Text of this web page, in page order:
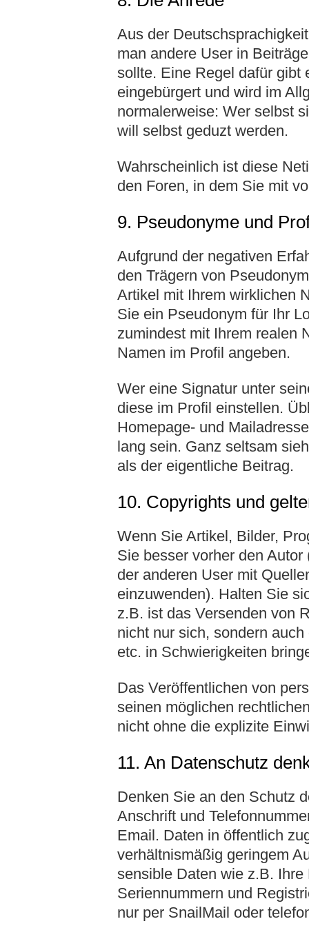
Aus der
man andere User in
sollte. Eine Regel dafür gibt
eingebürgert und wird im
normalerweise: Wer selbst
will selbst geduzt werden.
Wahrscheinlich ist diese
den Foren, in dem Sie mit
9. Pseudonyme und
Aufgrund der negativen
den Trägern von
Artikel mit Ihrem wirklichen
Sie ein Pseudonym für Ihr
zumindest mit Ihrem realen
Namen im Profil angeben.
Wer eine Signatur unter
diese im Profil einstellen.
Homepage- und
lang sein. Ganz seltsam
als der eigentliche Beitrag.
10. Copyrights und
Wenn Sie Artikel, Bilder,
Sie besser vorher den
der anderen User mit
einzuwenden). Halten Sie
z.B. ist das Versenden von
nicht nur sich, sondern
etc. in Schwierigkeiten
Das Veröffentlichen von
seinen möglichen
nicht ohne die explizite
11. An Datenschutz
Denken Sie an den Schutz
Anschrift und
Email. Daten in öffentlich
verhältnismäßig geringem
sensible Daten wie z.B.
Seriennummern und
nur per SnailMail oder